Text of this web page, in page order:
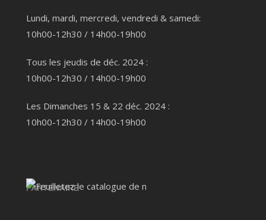
Lundi, mardi, mercredi, vendredi & samedi:
10h00-12h30 / 14h00-19h00
Tous les jeudis de déc. 2024 :
10h00-12h30 / 14h00-19h00
Les Dimanches 15 & 22 déc. 2024 :
10h00-12h30 / 14h00-19h00
PARTENAIRE